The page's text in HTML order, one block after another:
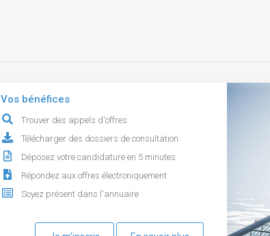
Vos bénéfices
Trouver des appels d'offres
Télécharger des dossiers de consultation
Déposez votre candidature en 5 minutes
Répondez aux offres électroniquement
Soyez présent dans l'annuaire